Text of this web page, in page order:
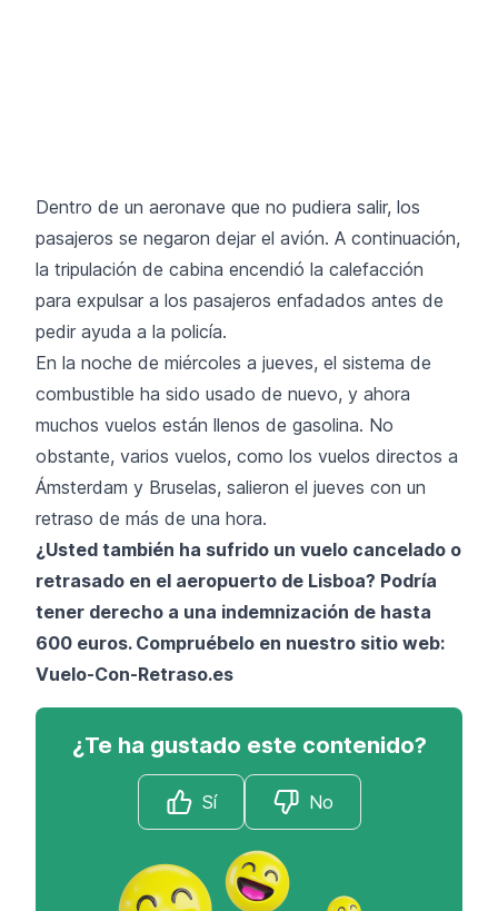
Dentro de un aeronave que no pudiera salir, los
pasajeros se negaron dejar el avión. A continuación,
la tripulación de cabina encendió la calefacción
para expulsar a los pasajeros enfadados antes de
pedir ayuda a la policía.
En la noche de miércoles a jueves, el sistema de
combustible ha sido usado de nuevo, y ahora
muchos vuelos están llenos de gasolina. No
obstante, varios vuelos, como los vuelos directos a
Ámsterdam y Bruselas, salieron el jueves con un
retraso de más de una hora.
¿Usted también ha sufrido un vuelo cancelado o
retrasado en el aeropuerto de Lisboa? Podría
tener derecho a una indemnización de hasta
600 euros. Compruébelo en nuestro sitio web:
Vuelo-Con-Retraso.es
¿Te ha gustado este contenido?
Sí No